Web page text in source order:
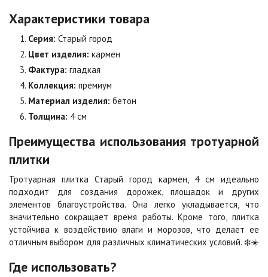
Оранжевая
940 ₽/м
Особая серия
1 040 ₽/м2
1 040 ₽/м 2
750 ₽/м 2
Серо-белая
1 040 ₽
/м2
Сомон
1 040 ₽/м 2
Сорренто
1 040 ₽/м2
Степь
1 040 ₽ /м2
Характеристики товара
Серия: Старый город
Цвет изделия: кармен
Фактура: гладкая
Коллекция: премиум
Материал изделия: бетон
Толщина: 4 см
Преимущества использования тротуарной
плитки
Тротуарная плитка Старый город кармен, 4 см идеально
подходит для создания дорожек, площадок и других
элементов благоустройства. Она легко укладывается, что
значительно сокращает время работы. Кроме того, плитка
устойчива к воздействию влаги и морозов, что делает ее
отличным выбором для различных климатических условий. ❄️☀️
Где использовать?